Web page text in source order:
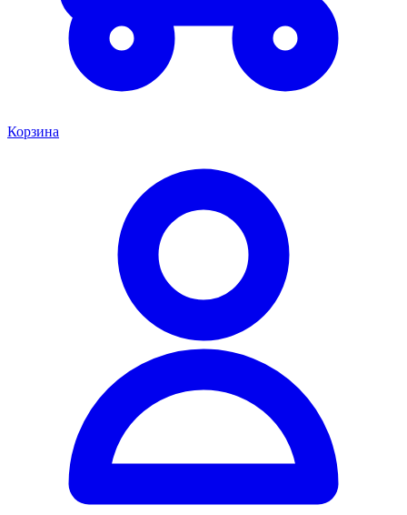
Корзина